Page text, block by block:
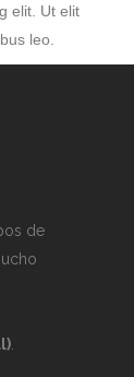
elit. Ut elit
leo.
de